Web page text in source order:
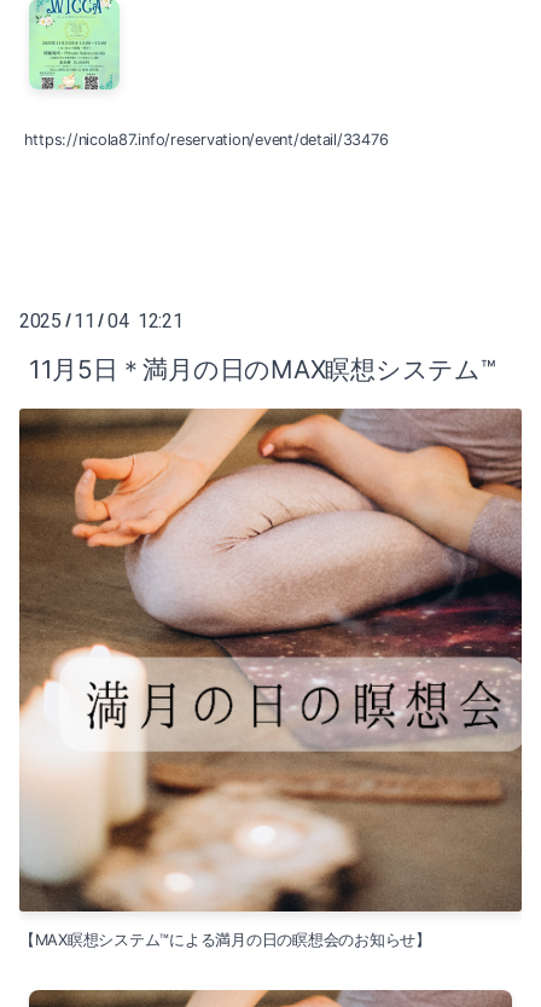
https://nicola87.info/reservation/event/detail/33476
2025 / 11 / 04 12:21
11月5日＊満月の日のMAX瞑想システム™
【MAX瞑想システム™による満月の日の瞑想会のお知らせ】